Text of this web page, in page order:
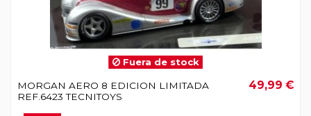
Fuera de stock
MORGAN AERO 8 EDICION LIMITADA
REF.6423 TECNITOYS
49,99 €